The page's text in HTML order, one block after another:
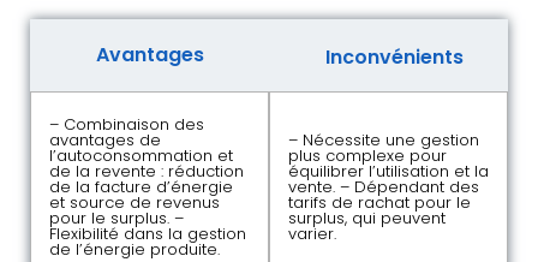
Avantages Inconvénients
– Combinaison des
avantages de
l’autoconsommation et
de la revente : réduction
de la facture d’énergie
et source de revenus
pour le surplus. –
Flexibilité dans la gestion
de l’énergie produite.
– Nécessite une gestion
plus complexe pour
équilibrer l’utilisation et la
vente. – Dépendant des
tarifs de rachat pour le
surplus, qui peuvent
varier.